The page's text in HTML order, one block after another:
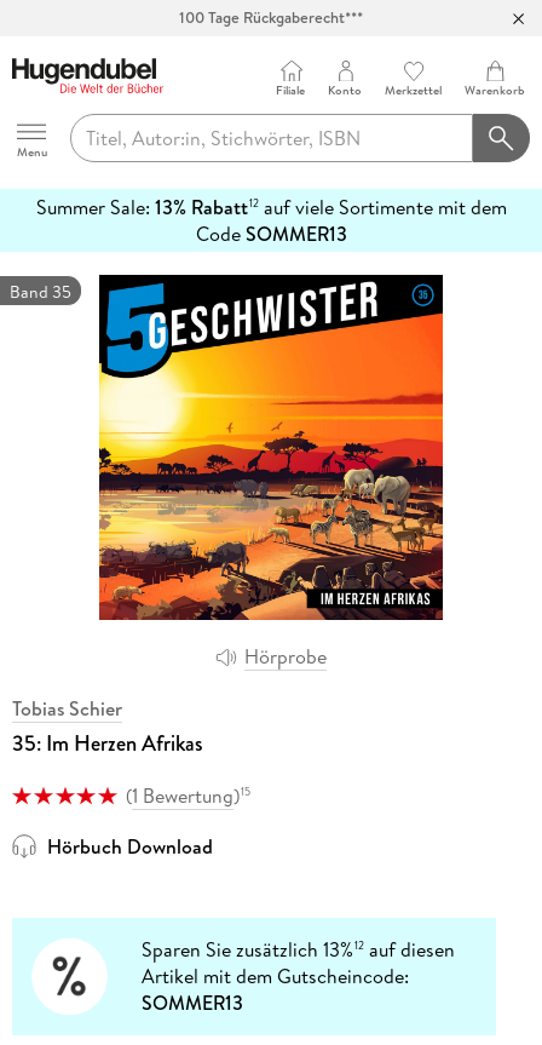
Hugendubel
Menu
Filiale Konto Merkzettel Warenkorb
Summer Sale: 13% Rabatt12auf viele Sortimente mit dem
CodeSOMMER13
erfahren
Hörprobe
Band 35
Tobias Schier
35: Im Herzen Afrikas
(1 Bewertung)15
Hörbuch Download
Sparen Sie zusätzlich 13%12 auf diesen
Artikel mit dem Gutscheincode:
SOMMER13